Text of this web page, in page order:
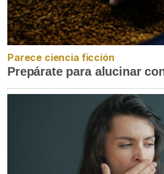
Parece ciencia ficción
Prepárate para alucinar